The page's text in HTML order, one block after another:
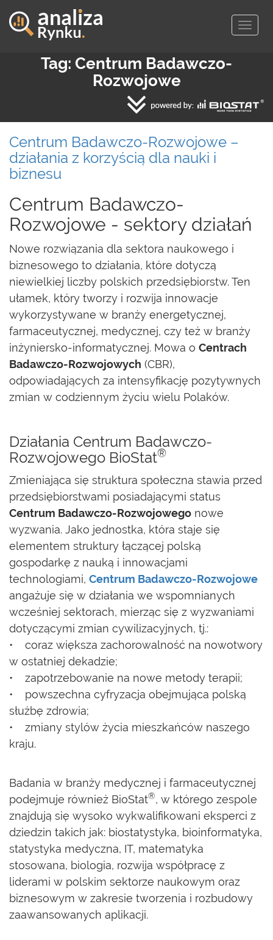
Tag: Centrum Badawczo-
Rozwojowe
Centrum Badawczo-Rozwojowe –
działania z korzyścią dla nauki i
biznesu
Centrum Badawczo-
Rozwojowe - sektory działań
Nowe rozwiązania dla sektora naukowego i
biznesowego to działania, które dotyczą
niewielkiej liczby polskich przedsiębiorstw. Ten
ułamek, który tworzy i rozwija innowacje
wykorzystywane w branży energetycznej,
farmaceutycznej, medycznej, czy też w branży
inżyniersko-informatycznej. Mowa o Centrach
Badawczo-Rozwojowych (CBR),
odpowiadających za intensyfikację pozytywnych
zmian w codziennym życiu wielu Polaków.
Działania Centrum Badawczo-
Rozwojowego BioStat®
Zmieniająca się struktura społeczna stawia przed
przedsiębiorstwami posiadającymi status
Centrum Badawczo-Rozwojowego nowe
wyzwania. Jako jednostka, która staje się
elementem struktury łączącej polską
gospodarkę z nauką i innowacjami
technologiami, Centrum Badawczo-Rozwojowe
angażuje się w działania we wspomnianych
wcześniej sektorach, mierząc się z wyzwaniami
dotyczącymi zmian cywilizacyjnych, tj.:
• coraz większa zachorowalność na nowotwory
w ostatniej dekadzie;
• zapotrzebowanie na nowe metody terapii;
• powszechna cyfryzacja obejmująca polską
służbę zdrowia;
• zmiany stylów życia mieszkańców naszego
kraju.
Badania w branży medycznej i farmaceutycznej
podejmuje również BioStat®, w którego zespole
znajdują się wysoko wykwalifikowani eksperci z
dziedzin takich jak: biostatystyka, bioinformatyka,
statystyka medyczna, IT, matematyka
stosowana, biologia, rozwija współpracę z
liderami w polskim sektorze naukowym oraz
biznesowym w zakresie tworzenia i rozbudowy
zaawansowanych aplikacji.